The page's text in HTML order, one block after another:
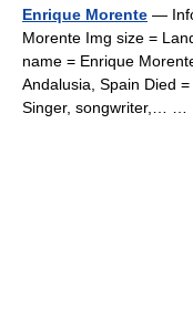
Enrique Morente —
Morente Img size =
name = Enrique
Andalusia, Spain Died
Singer, songwriter,… …